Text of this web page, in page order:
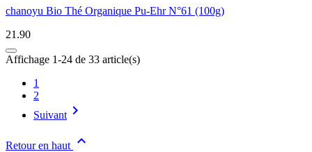
chanoyu Bio Thé Organique Pu-Ehr N°61 (100g)
21.90
Affichage 1-24 de 33 article(s)
1
2
Suivant 
Retour en haut 